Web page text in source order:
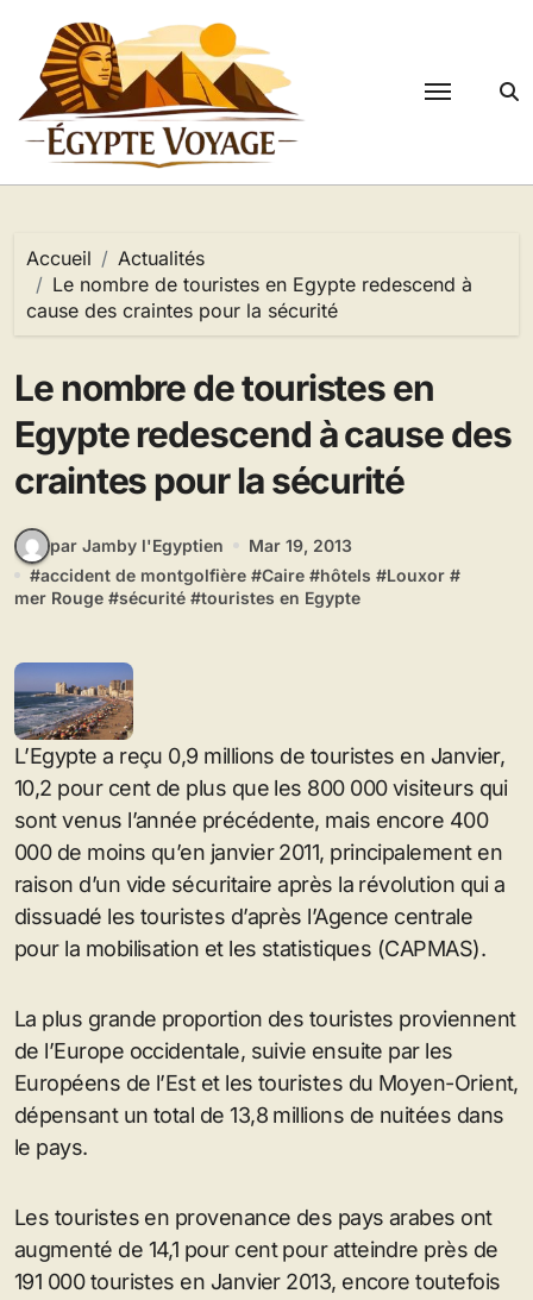
contenu
Accueil
Actualités
Le nombre de touristes en Egypte redescend à
cause des craintes pour la sécurité
Le nombre de touristes en
Egypte redescend à cause des
craintes pour la sécurité
par Jamby l'Egyptien
Mar 19, 2013
#accident de montgolfière #Caire #hôtels #Louxor #
mer Rouge #sécurité #touristes en Egypte
L’Egypte a reçu 0,9 millions de touristes en Janvier,
10,2 pour cent de plus que les 800 000 visiteurs qui
sont venus l’année précédente, mais encore 400
000 de moins qu’en janvier 2011, principalement en
raison d’un vide sécuritaire après la révolution qui a
dissuadé les touristes d’après l’Agence centrale
pour la mobilisation et les statistiques (CAPMAS).
La plus grande proportion des touristes proviennent
de l’Europe occidentale, suivie ensuite par les
Européens de l’Est et les touristes du Moyen-Orient,
dépensant un total de 13,8 millions de nuitées dans
le pays.
Les touristes en provenance des pays arabes ont
augmenté de 14,1 pour cent pour atteindre près de
191 000 touristes en Janvier 2013, encore toutefois